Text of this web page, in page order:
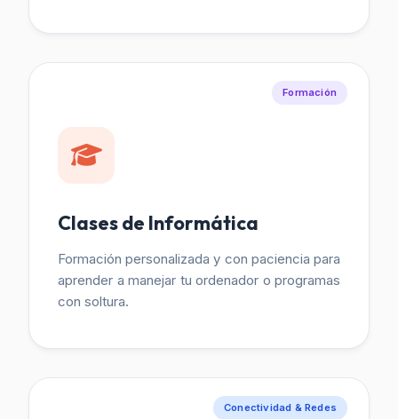
Formación
Clases de Informática
Formación personalizada y con paciencia para
aprender a manejar tu ordenador o programas
con soltura.
Conectividad & Redes